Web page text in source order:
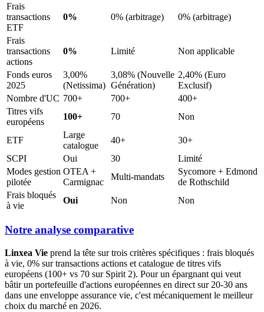
Frais
transactions
ETF
0% 0% (arbitrage) 0% (arbitrage)
Frais
transactions
actions
0% Limité Non applicable
Fonds euros
2025
3,00%
(Netissima)
3,08% (Nouvelle
Génération)
2,40% (Euro
Exclusif)
Nombre d'UC 700+ 700+
400+
Titres vifs
européens
100+ 70 Non
ETF
Large
catalogue
40+
30+
SCPI
Oui 30
Limité
Modes gestion
pilotée
OTEA +
Carmignac
Multi-mandats
Sycomore + Edmond
de Rothschild
Frais bloqués
à vie
Oui Non Non
Notre analyse comparative
Linxea Vie prend la tête sur trois critères spécifiques : frais bloqués
à vie, 0% sur transactions actions et catalogue de titres vifs
européens (100+ vs 70 sur Spirit 2). Pour un épargnant qui veut
bâtir un portefeuille d'actions européennes en direct sur 20-30 ans
dans une enveloppe assurance vie, c'est mécaniquement le meilleur
choix du marché en 2026.